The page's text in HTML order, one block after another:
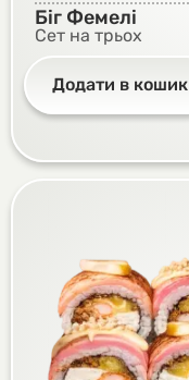
Біг Фемелі
Сет на трьох
Додати в кошик